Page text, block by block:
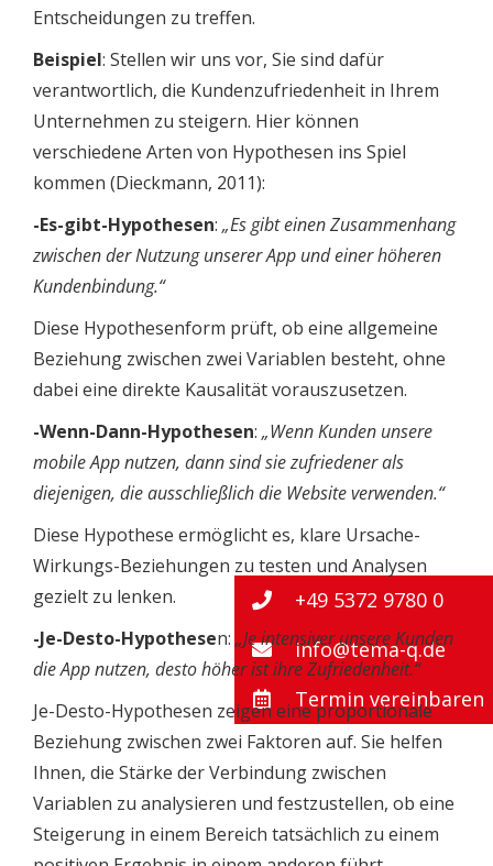
Entscheidungen zu treffen.
Beispiel: Stellen wir uns vor, Sie sind dafür
verantwortlich, die Kundenzufriedenheit in Ihrem
Unternehmen zu steigern. Hier können
verschiedene Arten von Hypothesen ins Spiel
kommen (Dieckmann, 2011):
-Es-gibt-Hypothesen: „Es gibt einen Zusammenhang
zwischen der Nutzung unserer App und einer höheren
Kundenbindung.“
Diese Hypothesenform prüft, ob eine allgemeine
Beziehung zwischen zwei Variablen besteht, ohne
dabei eine direkte Kausalität vorauszusetzen.
-Wenn-Dann-Hypothesen: „Wenn Kunden unsere
mobile App nutzen, dann sind sie zufriedener als
diejenigen, die ausschließlich die Website verwenden.“
Diese Hypothese ermöglicht es, klare Ursache-
Wirkungs-Beziehungen zu testen und Analysen
gezielt zu lenken.
-Je-Desto-Hypothesen: „Je intensiver unsere Kunden
die App nutzen, desto höher ist ihre Zufriedenheit.“
Je-Desto-Hypothesen zeigen eine proportionale
Beziehung zwischen zwei Faktoren auf. Sie helfen
Ihnen, die Stärke der Verbindung zwischen
Variablen zu analysieren und festzustellen, ob eine
Steigerung in einem Bereich tatsächlich zu einem
+49 5372 9780 0
info@tema-q.de
Termin vereinbaren